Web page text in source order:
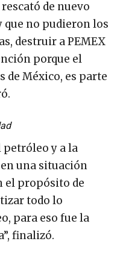
de nuevo
que no pudieron los
destruir a PEMEX
porque el
de México, es parte
petróleo y a la
una situación
el propósito de
todo lo
para eso fue la
finalizó.